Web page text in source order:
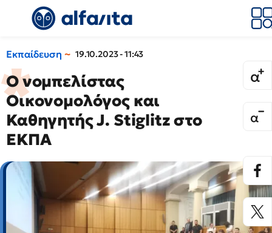
Εκπαίδευση 19.10.2023 - 11:43
Ο νομπελίστας
Οικονομολόγος και
Καθηγητής J. Stiglitz στο
ΕΚΠΑ